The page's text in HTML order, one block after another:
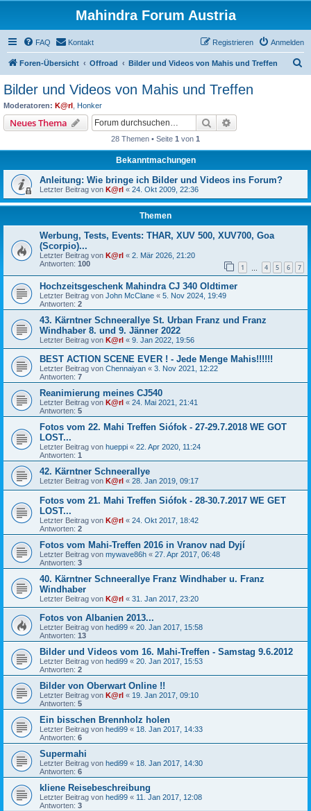
Mahindra Forum Austria
FAQ Kontakt Anmelden
Registrieren
Foren-Übersicht Offroad Bilder und Videos von Mahis und Treffen
Bilder und Videos von Mahis und Treffen
Moderatoren: K@rl Honker
Neues Thema Suche
28 Themen • Seite 1 von 1
Bekanntmachungen
Anleitung: Wie bringe ich Bilder und Videos ins Forum?
Letzter Beitrag von K@rl « 24. Okt 2009, 22:36
Themen
Werbung, Tests, Events: THAR, XUV 500, XUV700, Goa
(Scorpio)...
Letzter Beitrag von K@rl « 2. Mär 2026, 21:20
Antworten: 100 1 4 5 6 7
Hochzeitsgeschenk Mahindra CJ 340 Oldtimer
Letzter Beitrag von John McClane « 5. Nov 2024, 19:49
Antworten: 2
43. Kärntner Schneerallye St. Urban Franz und Franz
Windhaber 8. und 9. Jänner 2022
Letzter Beitrag von K@rl « 9. Jan 2022, 19:56
BEST ACTION SCENE EVER ! - Jede Menge Mahis!!!!!!
Letzter Beitrag von Chennaiyan « 3. Nov 2021, 12:22
Antworten: 7
Reanimierung meines CJ540
Letzter Beitrag von K@rl « 24. Mai 2021, 21:41
Antworten: 5
Fotos vom 22. Mahi Treffen Siófok - 27-29.7.2018 WE GOT
LOST...
Letzter Beitrag von hueppi « 22. Apr 2020, 11:24
Antworten: 1
42. Kärntner Schneerallye
Letzter Beitrag von K@rl « 28. Jan 2019, 09:17
Fotos vom 21. Mahi Treffen Siófok - 28-30.7.2017 WE GET
LOST...
Letzter Beitrag von K@rl « 24. Okt 2017, 18:42
Antworten: 2
Fotos vom Mahi-Treffen 2016 in Vranov nad Dyjí
Letzter Beitrag von mywave86h « 27. Apr 2017, 06:48
Antworten: 3
40. Kärntner Schneerallye Franz Windhaber u. Franz
Windhaber
Letzter Beitrag von K@rl « 31. Jan 2017, 23:20
Fotos von Albanien 2013...
Letzter Beitrag von hedi99 « 20. Jan 2017, 15:58
Antworten: 13
Bilder und Videos vom 16. Mahi-Treffen - Samstag 9.6.2012
Letzter Beitrag von hedi99 « 20. Jan 2017, 15:53
Antworten: 2
Bilder von Oberwart Online !!
Letzter Beitrag von K@rl « 19. Jan 2017, 09:10
Antworten: 5
Ein bisschen Brennholz holen
Letzter Beitrag von hedi99 « 18. Jan 2017, 14:33
Antworten: 6
Supermahi
Letzter Beitrag von hedi99 « 18. Jan 2017, 14:30
Antworten: 6
kliene Reisebeschreibung
Letzter Beitrag von hedi99 « 11. Jan 2017, 12:08
Antworten: 3